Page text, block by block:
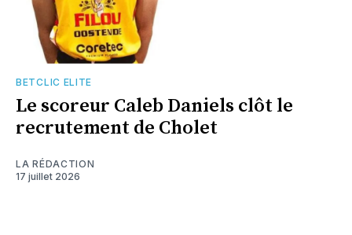
BETCLIC ELITE
Le scoreur Caleb Daniels clôt le
recrutement de Cholet
LA RÉDACTION
17 juillet 2026